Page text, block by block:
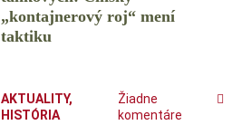
️„kontajnerový roj“ mení
taktiku
AKTUALITY,
HISTÓRIA
Žiadne
komentáre